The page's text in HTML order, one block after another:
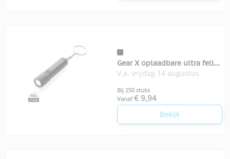
Gear X oplaadbare ultra felle
zaklamp
V.a. vrijdag 14 augustus
Bij 250 stuks
Vanaf € 9,94
Bekijk